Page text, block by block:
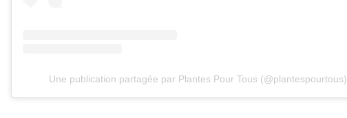
Une publication partagée par Plantes Pour Tous (@plantespourtous)